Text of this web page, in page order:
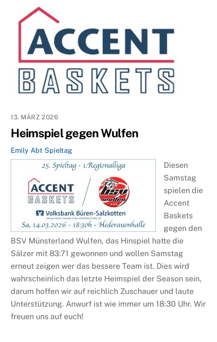
13. MÄRZ 2026
Heimspiel gegen Wulfen
Emily Abt Spieltag
Diesen
Samstag
spielen die
Accent
Baskets
gegen den
BSV Münsterland Wulfen, das Hinspiel hatte die
Sälzer mit 83:71 gewonnen und wollen Samstag
erneut zeigen wer das bessere Team ist. Dies wird
wahrscheinlich das letzte Heimspiel der Season sein,
darum hoffen wir auf reichlich Zuschauer und laute
Unterstützung. Anwurf ist wie immer um 18:30 Uhr. Wir
freuen uns auf euch!